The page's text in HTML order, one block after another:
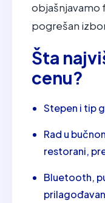
objašnjavamo
pogrešan
Šta
cenu?
Stepen i tip
Rad u
restorani,
Bluetooth,